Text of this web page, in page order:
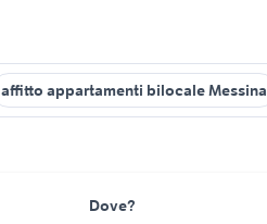
affitto appartamenti bilocale Messina
Dove?